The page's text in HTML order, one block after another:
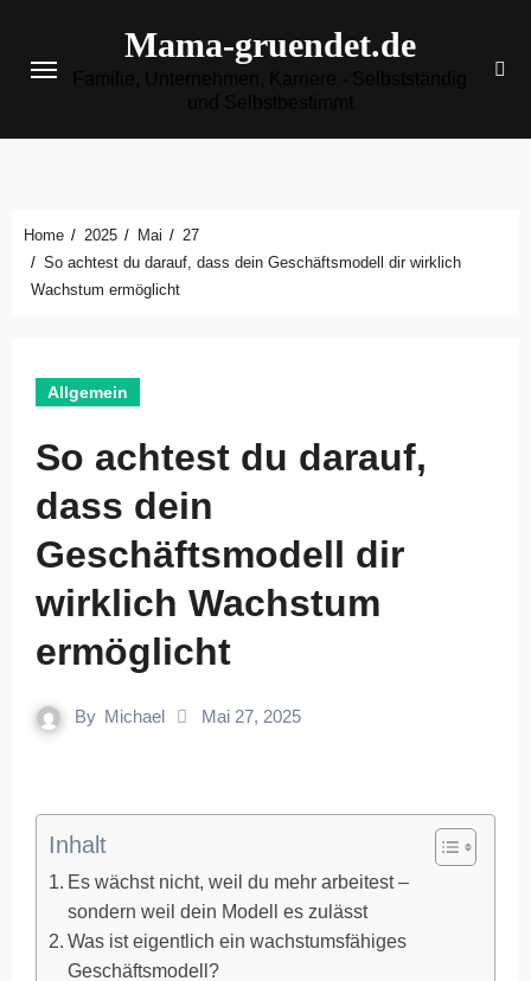
springen
Mama-gruendet.de
Home 2025 Mai
27
So achtest du darauf, dass dein Geschäftsmodell dir wirklich
Wachstum ermöglicht
Allgemein
So achtest du darauf,
dass dein
Geschäftsmodell dir
wirklich Wachstum
ermöglicht
By Michael Mai 27, 2025
Inhalt
Es wächst nicht, weil du mehr arbeitest –
sondern weil dein Modell es zulässt
Was ist eigentlich ein wachstumsfähiges
Geschäftsmodell?